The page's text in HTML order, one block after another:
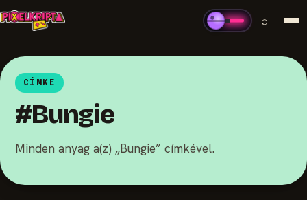
⌕
CÍMKE
#Bungie
Minden anyag a(z) „Bungie” címkével.